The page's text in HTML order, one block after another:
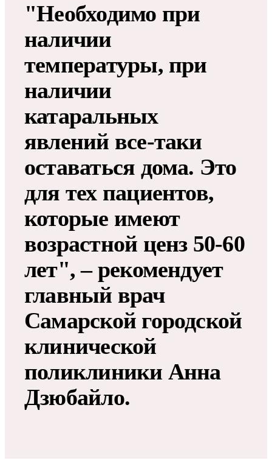
"Необходимо при
наличии
температуры, при
наличии
катаральных
явлений все-таки
оставаться дома. Это
для тех пациентов,
которые имеют
возрастной ценз 50-60
лет", – рекомендует
главный врач
Самарской городской
клинической
поликлиники Анна
Дзюбайло.